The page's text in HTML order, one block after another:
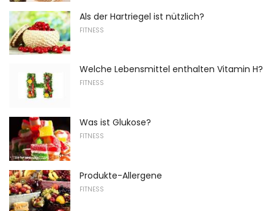
Als der Hartriegel ist nützlich?
FITNESS
Welche Lebensmittel enthalten Vitamin H?
FITNESS
Was ist Glukose?
FITNESS
Produkte-Allergene
FITNESS